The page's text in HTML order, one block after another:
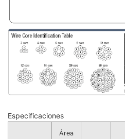
Especificaciones
Área